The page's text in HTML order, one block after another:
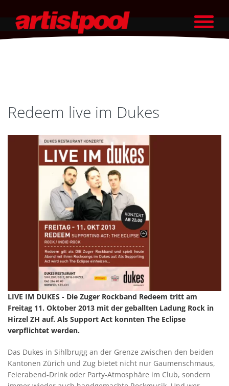
Redeem live im Dukes
LIVE IM DUKES - Die Zuger Rockband Redeem tritt am
Freitag 11. Oktober 2013 mit der geballten Ladung Rock in
Hirzel ZH auf. Als Support Act konnten The Eclipse
verpflichtet werden.
Das Dukes in Sihlbrugg an der Grenze zwischen den beiden
Kantonen Zürich und Zug bietet nicht nur Gaumenschmaus,
Feierabend-Drink oder Party-Atmosphäre im Club, sondern